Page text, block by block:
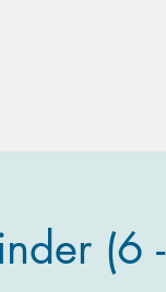
(6 -